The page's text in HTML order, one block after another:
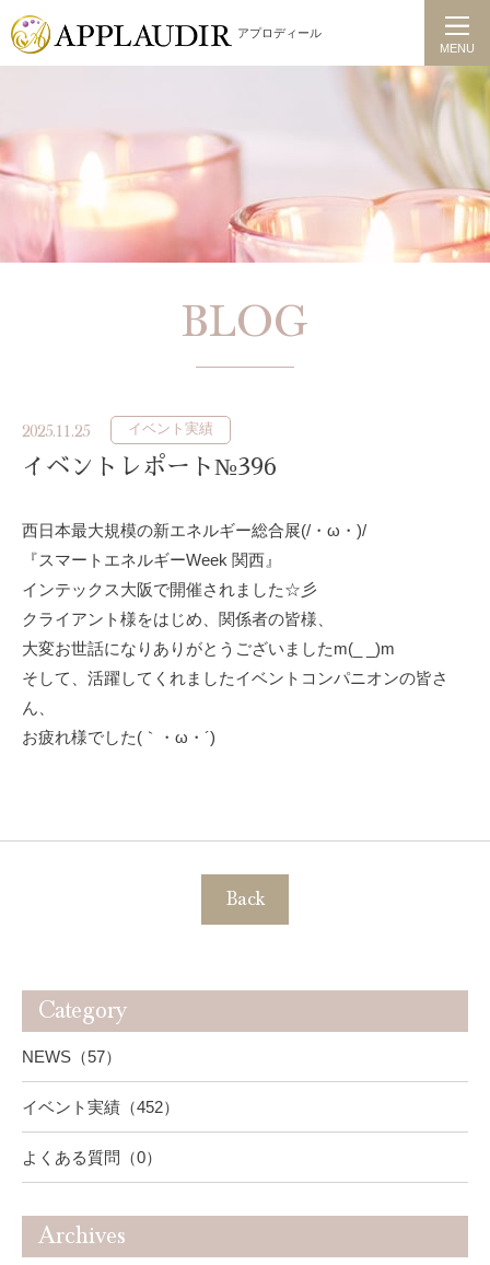
アプロディール
MENU
BLOG
2025.11.25 イベント実績
イベントレポート№396
西日本最大規模の新エネルギー総合展(/・ω・)/
『スマートエネルギーWeek 関西』
インテックス大阪で開催されました☆彡
クライアント様をはじめ、関係者の皆様、
大変お世話になりありがとうございましたm(_ _)m
そして、活躍してくれましたイベントコンパニオンの皆さ
ん、
お疲れ様でした(｀・ω・´)ゞ
Back
Category
NEWS（57）
イベント実績（452）
よくある質問（0）
Archives